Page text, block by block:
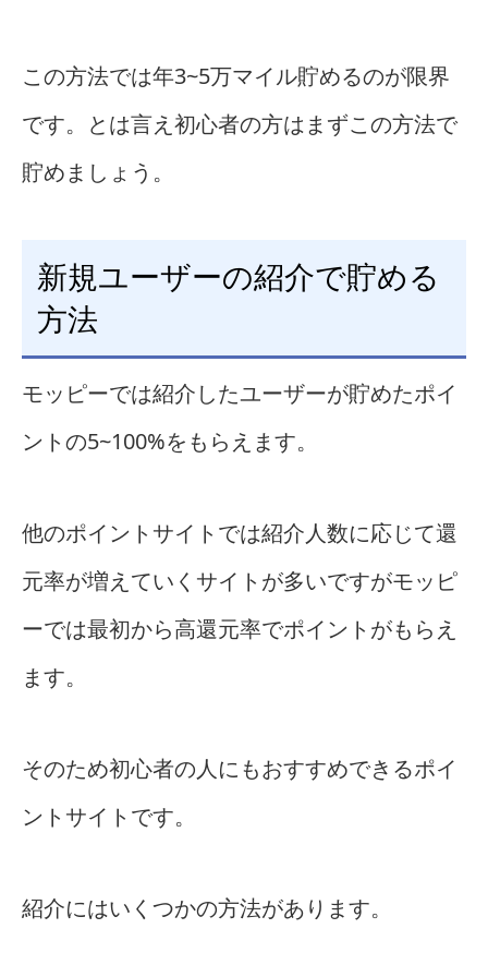
この方法では年3~5万マイル貯めるのが限界
です。とは言え初心者の方はまずこの方法で
貯めましょう。
新規ユーザーの紹介で貯める
方法
モッピーでは紹介したユーザーが貯めたポイ
ントの5~100%をもらえます。
他のポイントサイトでは紹介人数に応じて還
元率が増えていくサイトが多いですがモッピ
ーでは最初から高還元率でポイントがもらえ
ます。
そのため初心者の人にもおすすめできるポイ
ントサイトです。
紹介にはいくつかの方法があります。